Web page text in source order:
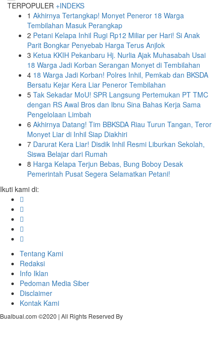
TERPOPULER +INDEKS
1 Akhirnya Tertangkap! Monyet Peneror 18 Warga
Tembilahan Masuk Perangkap
2 Petani Kelapa Inhil Rugi Rp12 Miliar per Hari! Si Anak
Parit Bongkar Penyebab Harga Terus Anjlok
3 Ketua KKIH Pekanbaru Hj. Nurlia Ajak Muhasabah Usai
18 Warga Jadi Korban Serangan Monyet di Tembilahan
4 18 Warga Jadi Korban! Polres Inhil, Pemkab dan BKSDA
Bersatu Kejar Kera Liar Peneror Tembilahan
5 Tak Sekadar MoU! SPR Langsung Pertemukan PT TMC
dengan RS Awal Bros dan Ibnu Sina Bahas Kerja Sama
Pengelolaan Limbah
6 Akhirnya Datang! Tim BBKSDA Riau Turun Tangan, Teror
Monyet Liar di Inhil Siap Diakhiri
7 Darurat Kera Liar! Disdik Inhil Resmi Liburkan Sekolah,
Siswa Belajar dari Rumah
8 Harga Kelapa Terjun Bebas, Bung Boboy Desak
Pemerintah Pusat Segera Selamatkan Petani!
Ikuti kami di:
Tentang Kami
Redaksi
Info Iklan
Pedoman Media Siber
Disclaimer
Kontak Kami
Bualbual.com ©2020 | All Rights Reserved By